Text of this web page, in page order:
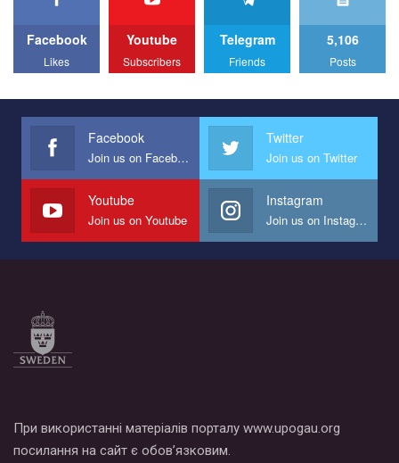
All you have to do is to press "Like" below the video.
Эмоционально сильный ролик от команды "Гей-альянс
представляющий программу развития организации.
Мы просим вас поддержать нас и помочь нам реализовать
наш план по борьбе с насилием и дискриминацией на почве
СОГИ в Украине.
Все, что вам нужно сделать - это зайти на наш канал YouTube
по этой ссылке и поставить лайк под видео.
Facebook
Likes
Youtube
Subscribers
Telegram
Friends
5,106
Posts
Facebook
Join us on Facebook
Twitter
Join us on Twitter
Youtube
Join us on Youtube
Instagram
Join us on Instagram
При використанні матеріалів порталу www.upogau.org
посилання на сайт є обов’язковим.